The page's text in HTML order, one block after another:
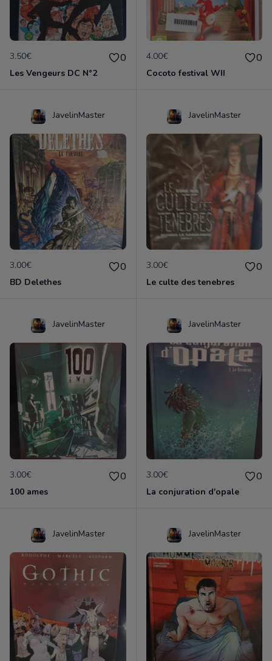
3.50€ 0
Les Vengeurs DC N°2
4.00€ 0
Cocoto festival WII
JavelinMaster
3.00€ 0
BD Delethes
JavelinMaster
3.00€ 0
Le culte des tenebres
JavelinMaster
3.00€ 0
100 ames
JavelinMaster
3.00€ 0
La conjuration d'opale
JavelinMaster JavelinMaster